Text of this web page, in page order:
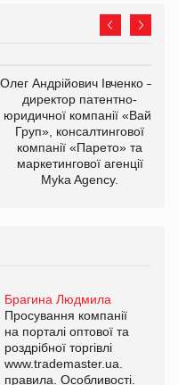
Олег Андрійович Івченко —
директор патентно-
юридичної компанії «Вайз
Груп», консалтингової
компанії «Парето» та
маркетингової агенції
Myka Agency.
Брагина Людмила
Просування компанії
на порталі оптової та
роздрібної торгівлі
www.trademaster.ua.
правила. Особливості.